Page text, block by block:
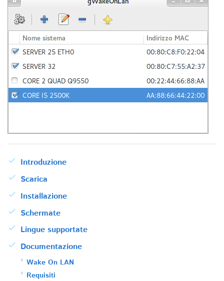
Introduzione
Scarica
Installazione
Schermate
Lingue supportate
Documentazione
Wake On LAN
Requisiti